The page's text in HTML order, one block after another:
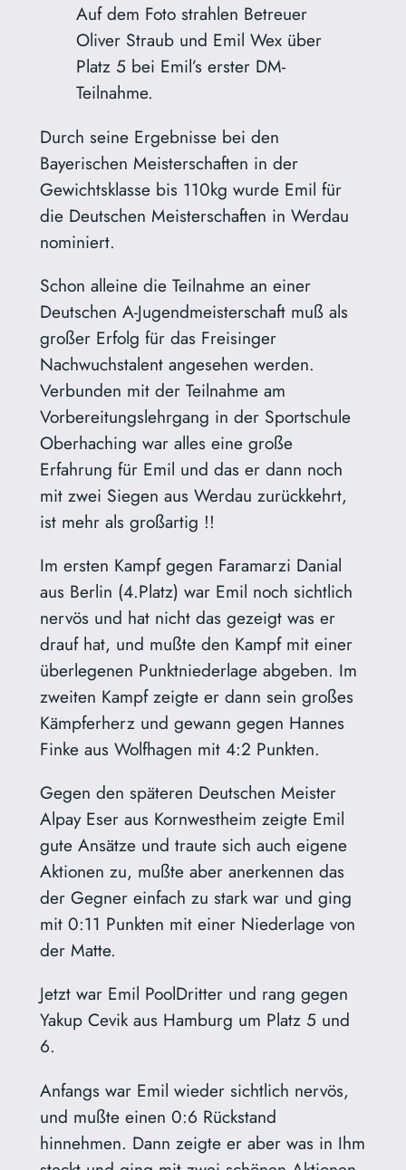
Auf dem Foto strahlen Betreuer
Oliver Straub und Emil Wex über
Platz 5 bei Emil’s erster DM-
Teilnahme.
Durch seine Ergebnisse bei den
Bayerischen Meisterschaften in der
Gewichtsklasse bis 110kg wurde Emil für
die Deutschen Meisterschaften in Werdau
nominiert.
Schon alleine die Teilnahme an einer
Deutschen A-Jugendmeisterschaft muß als
großer Erfolg für das Freisinger
Nachwuchstalent angesehen werden.
Verbunden mit der Teilnahme am
Vorbereitungslehrgang in der Sportschule
Oberhaching war alles eine große
Erfahrung für Emil und das er dann noch
mit zwei Siegen aus Werdau zurückkehrt,
ist mehr als großartig !!
Im ersten Kampf gegen Faramarzi Danial
aus Berlin (4.Platz) war Emil noch sichtlich
nervös und hat nicht das gezeigt was er
drauf hat, und mußte den Kampf mit einer
überlegenen Punktniederlage abgeben. Im
zweiten Kampf zeigte er dann sein großes
Kämpferherz und gewann gegen Hannes
Finke aus Wolfhagen mit 4:2 Punkten.
Gegen den späteren Deutschen Meister
Alpay Eser aus Kornwestheim zeigte Emil
gute Ansätze und traute sich auch eigene
Aktionen zu, mußte aber anerkennen das
der Gegner einfach zu stark war und ging
mit 0:11 Punkten mit einer Niederlage von
der Matte.
Jetzt war Emil PoolDritter und rang gegen
Yakup Cevik aus Hamburg um Platz 5 und
6.
Anfangs war Emil wieder sichtlich nervös,
und mußte einen 0:6 Rückstand
hinnehmen. Dann zeigte er aber was in Ihm